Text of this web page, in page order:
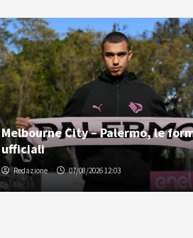
Melbourne City – Palermo, le
ufficiali
Redazione 07/08/2026 12:03